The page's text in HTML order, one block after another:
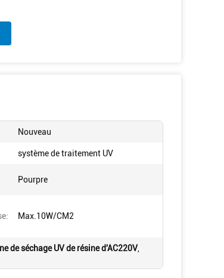
Nouveau
système de traitement UV
Pourpre
Max.10W/CM2
de séchage UV de résine d'AC220V